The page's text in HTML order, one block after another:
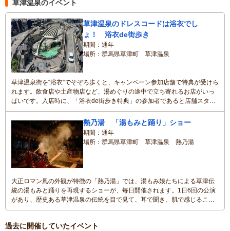
草津温泉のイベント
草津温泉のドレスコードは浴衣でし
ょ！ 浴衣de街歩き
期間
通年
場所
群馬県草津町 草津温泉
草津温泉街を“浴衣”でそぞろ歩くと、キャンペーン参加店舗で特典が受けら
れます。飲食店や土産物店など、湯めぐりの途中で立ち寄れるお店がいっ
ぱいです。入店時に、「浴衣de街歩き特典」の参加者であると店舗スタッ
フへお伝えください。※参加店舗は草津温泉ホームページに掲載
熱乃湯 「湯もみと踊り」ショー
期間
通年
場所
群馬県草津町 草津温泉 熱乃湯
大正ロマン風の外観が特徴の「熱乃湯」では、湯もみ娘たちによる草津伝
統の湯もみと踊りを再現するショーが、毎日開催されます。1日6回の公演
があり、歴史ある草津温泉の伝統を目で見て、耳で聞き、肌で感じること
ができます。木の香りが漂い、光溢れる館内に、湯もみ唄が響きわたり、
過去に開催していたイベント